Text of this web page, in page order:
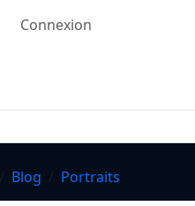
Connexion
Blog Portraits